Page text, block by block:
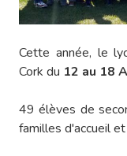
Cette année, le
Cork du 12 au 18
49 élèves de
familles d'accueil